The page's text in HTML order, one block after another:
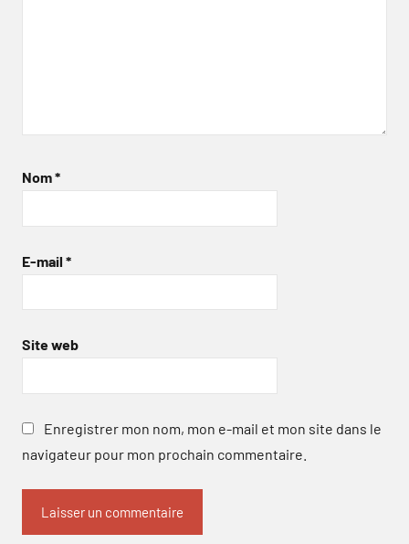
Nom*
E-mail *
Site web
Enregistrer mon nom, mon e-mail et mon site dans le
navigateur pour mon prochain commentaire.